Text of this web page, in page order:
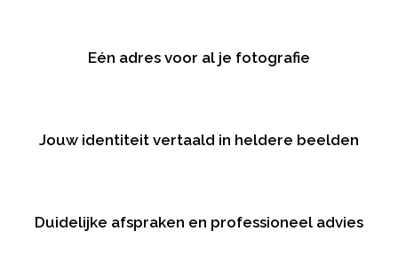
Eén adres voor al je fotografie
Jouw identiteit vertaald in heldere beelden
Duidelijke afspraken en professioneel advies